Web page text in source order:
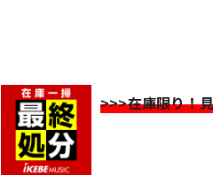
>>>在庫限り！